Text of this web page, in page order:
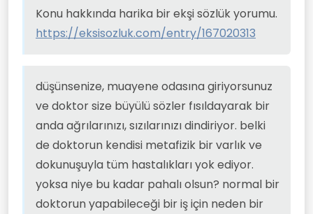
otistiklerle ilgileniyormuş.
Konu hakkında harika bir ekşi sözlük yorumu.
https://eksisozluk.com/entry/167020313
düşünsenize, muayene odasına giriyorsunuz
ve doktor size büyülü sözler fısıldayarak bir
anda ağrılarınızı, sızılarınızı dindiriyor. belki
de doktorun kendisi metafizik bir varlık ve
dokunuşuyla tüm hastalıkları yok ediyor.
yoksa niye bu kadar pahalı olsun? normal bir
doktorun yapabileceği bir iş için neden bir